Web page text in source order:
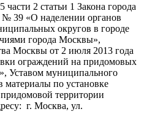
2 статьи 1 Закона города
39 «О наделении органов
округов в городе
города Москвы»,
Москвы от 2 июля 2013 года
ограждений на придомовых
Уставом муниципального
материалы по установке
территории
г. Москва, ул.